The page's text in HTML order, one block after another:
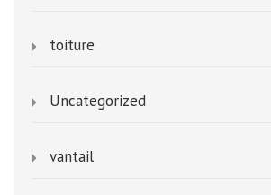
toiture
Uncategorized
vantail